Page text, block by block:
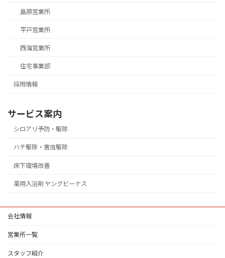
島原営業所
平戸営業所
西海営業所
住宅事業部
採用情報
サービス案内
シロアリ予防・駆除
ハチ駆除・害虫駆除
床下環境改善
薬用入浴剤 ヤングビーナス
会社情報
営業所一覧
スタッフ紹介